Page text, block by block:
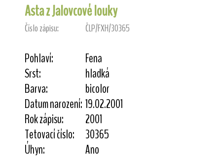
Asta z Jalovcové louky
Číslo zápisu: ČLP/FXH/30365
Pohlaví:
Fena
Srst:
hladká
Barva:
bicolor
Datum narození: 19.02.2001
Rok zápisu:
2001
Tetovací číslo:
30365
Úhyn:
Ano